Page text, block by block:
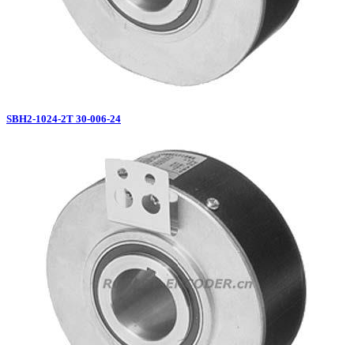
SBH2-1024-2T 30-006-24